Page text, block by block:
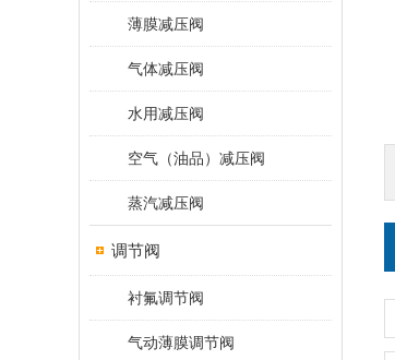
薄膜减压阀
气体减压阀
水用减压阀
空气（油品）减压阀
蒸汽减压阀
调节阀
衬氟调节阀
气动薄膜调节阀